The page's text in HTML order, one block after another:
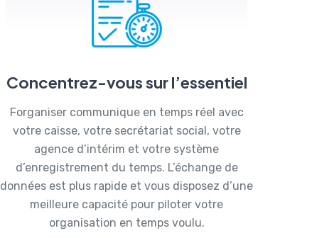
Concentrez-vous sur l’essentiel
Forganiser communique en temps réel avec
votre caisse, votre secrétariat social, votre
agence d’intérim et votre système
d’enregistrement du temps. L’échange de
données est plus rapide et vous disposez d’une
meilleure capacité pour piloter votre
organisation en temps voulu.